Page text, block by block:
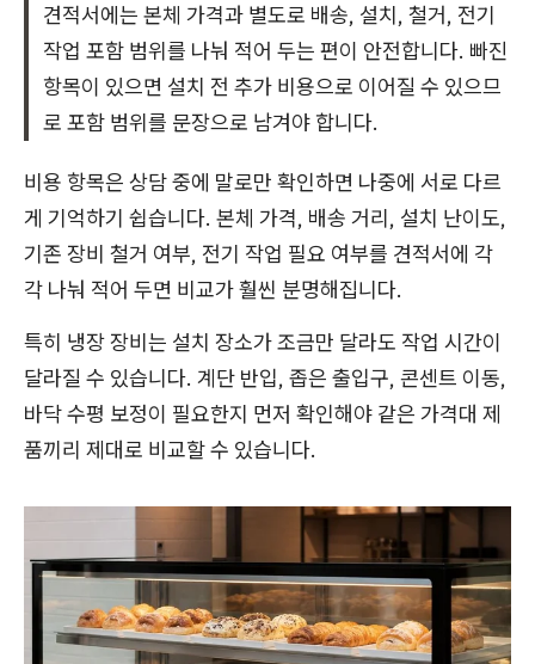
견적서에는 본체 가격과 별도로 배송, 설치, 철거, 전기
작업 포함 범위를 나눠 적어 두는 편이 안전합니다. 빠진
항목이 있으면 설치 전 추가 비용으로 이어질 수 있으므
로 포함 범위를 문장으로 남겨야 합니다.
비용 항목은 상담 중에 말로만 확인하면 나중에 서로 다르
게 기억하기 쉽습니다. 본체 가격, 배송 거리, 설치 난이도,
기존 장비 철거 여부, 전기 작업 필요 여부를 견적서에 각
각 나눠 적어 두면 비교가 훨씬 분명해집니다.
특히 냉장 장비는 설치 장소가 조금만 달라도 작업 시간이
달라질 수 있습니다. 계단 반입, 좁은 출입구, 콘센트 이동,
바닥 수평 보정이 필요한지 먼저 확인해야 같은 가격대 제
품끼리 제대로 비교할 수 있습니다.